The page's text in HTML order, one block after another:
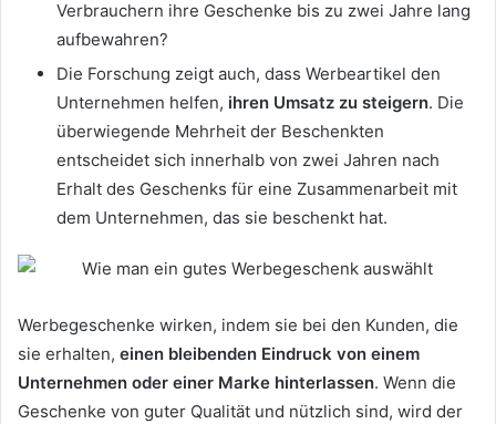
Verbrauchern ihre Geschenke bis zu zwei Jahre lang
aufbewahren?
Die Forschung zeigt auch, dass Werbeartikel den
Unternehmen helfen, ihren Umsatz zu steigern. Die
überwiegende Mehrheit der Beschenkten
entscheidet sich innerhalb von zwei Jahren nach
Erhalt des Geschenks für eine Zusammenarbeit mit
dem Unternehmen, das sie beschenkt hat.
Werbegeschenke wirken, indem sie bei den Kunden, die
sie erhalten, einen bleibenden Eindruck von einem
Unternehmen oder einer Marke hinterlassen. Wenn die
Geschenke von guter Qualität und nützlich sind, wird der